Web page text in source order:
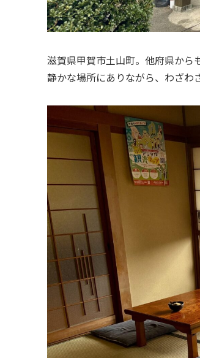
滋賀県甲賀市土山町。他府県から
静かな場所にありながら、わざわ